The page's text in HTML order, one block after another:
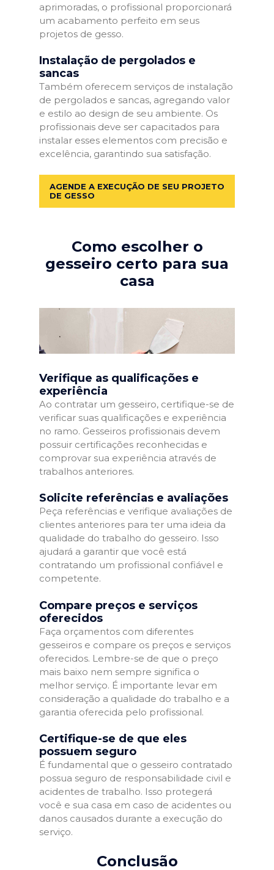
aprimoradas, o profissional proporcionará
um acabamento perfeito em seus
projetos de gesso.
Instalação de pergolados e
sancas
Também oferecem serviços de instalação
de pergolados e sancas, agregando valor
e estilo ao design de seu ambiente. Os
profissionais deve ser capacitados para
instalar esses elementos com precisão e
excelência, garantindo sua satisfação.
AGENDE A EXECUÇÃO DE SEU PROJETO
DE GESSO
Como escolher o
gesseiro certo para sua
casa
Verifique as qualificações e
experiência
Ao contratar um gesseiro, certifique-se de
verificar suas qualificações e experiência
no ramo. Gesseiros profissionais devem
possuir certificações reconhecidas e
comprovar sua experiência através de
trabalhos anteriores.
Solicite referências e avaliações
Peça referências e verifique avaliações de
clientes anteriores para ter uma ideia da
qualidade do trabalho do gesseiro. Isso
ajudará a garantir que você está
contratando um profissional confiável e
competente.
Compare preços e serviços
oferecidos
Faça orçamentos com diferentes
gesseiros e compare os preços e serviços
oferecidos. Lembre-se de que o preço
mais baixo nem sempre significa o
melhor serviço. É importante levar em
consideração a qualidade do trabalho e a
garantia oferecida pelo profissional.
Certifique-se de que eles
possuem seguro
É fundamental que o gesseiro contratado
possua seguro de responsabilidade civil e
acidentes de trabalho. Isso protegerá
você e sua casa em caso de acidentes ou
danos causados durante a execução do
serviço.
Conclusão